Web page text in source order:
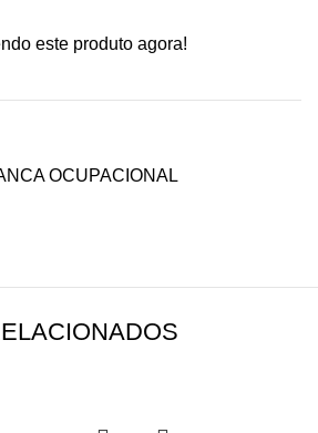
este produto agora!
OCUPACIONAL